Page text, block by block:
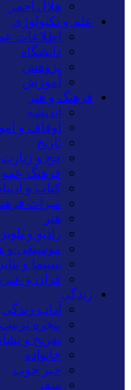
هلال احمر
علم و تکنولوژی
اطلاعات
دانشگاه
پژوهش
آموزش
فرهنگ و هنر
اندیشه
اوقاف و
تاریخ
حج و زیارت
فرهنگ
کتاب و
میراث
هنر
رادیو و
موسیقی و
سینما و تئاتر
قرآن و
زندگی
آداب زندگی
پنجره تربیت
تفریح و
خانواده
خبر خوب
سفر